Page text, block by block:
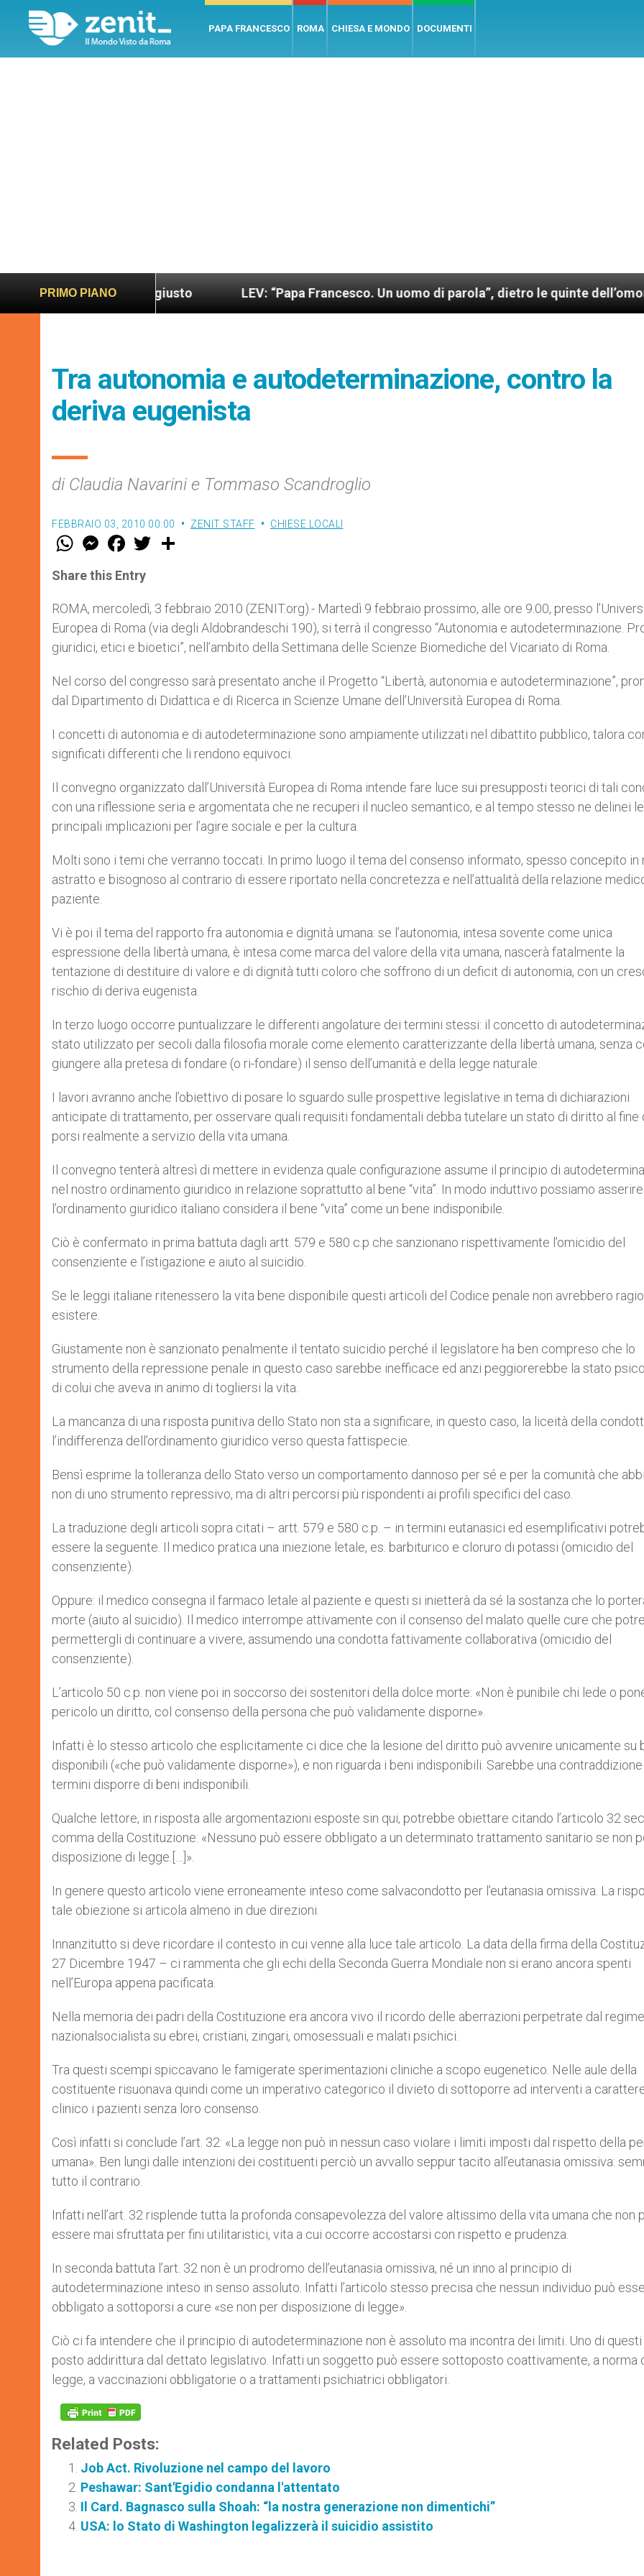
PAPA FRANCESCO ROMA CHIESA E MONDO DOCUMENTI
PRIMO PIANO
più sano e giusto LEV: “Papa Francesco. Un uomo di parola”, dietro le quinte dell’omonimo film di
Tra autonomia e autodeterminazione, contro la
deriva eugenista
di Claudia Navarini e Tommaso Scandroglio
FEBBRAIO 03, 2010 00:00 ZENIT STAFF CHIESE LOCALI
W
t
s
p
p
M
e
s
e
g
e
r
F
a
e
b
o
k
w
r
Share this Entry
ROMA, mercoledì, 3 febbraio 2010 (ZENIT.org).- Martedì 9 febbraio prossimo, alle ore 9.00, presso
Europea di Roma (via degli Aldobrandeschi 190), si terrà il congresso “Autonomia e autodeterminazione.
giuridici, etici e bioetici”, nell’ambito della Settimana delle Scienze Biomediche del Vicariato di Roma.
Nel corso del congresso sarà presentato anche il Progetto “Libertà, autonomia e autodeterminazione”,
dal Dipartimento di Didattica e di Ricerca in Scienze Umane dell’Università Europea di Roma.
I concetti di autonomia e di autodeterminazione sono ampiamente utilizzati nel dibattito pubblico, talora
significati differenti che li rendono equivoci.
Il convegno organizzato dall’Università Europea di Roma intende fare luce sui presupposti teorici di tali
con una riflessione seria e argomentata che ne recuperi il nucleo semantico, e al tempo stesso ne delinei le
principali implicazioni per l’agire sociale e per la cultura.
Molti sono i temi che verranno toccati. In primo luogo il tema del consenso informato, spesso concepito in
astratto e bisognoso al contrario di essere riportato nella concretezza e nell’attualità della relazione
paziente.
Vi è poi il tema del rapporto fra autonomia e dignità umana: se l’autonomia, intesa sovente come unica
espressione della libertà umana, è intesa come marca del valore della vita umana, nascerà fatalmente la
tentazione di destituire di valore e di dignità tutti coloro che soffrono di un deficit di autonomia, con un
rischio di deriva eugenista.
In terzo luogo occorre puntualizzare le differenti angolature dei termini stessi: il concetto di
stato utilizzato per secoli dalla filosofia morale come elemento caratterizzante della libertà umana, senza
giungere alla pretesa di fondare (o ri-fondare) il senso dell’umanità e della legge naturale.
I lavori avranno anche l’obiettivo di posare lo sguardo sulle prospettive legislative in tema di dichiarazioni
anticipate di trattamento, per osservare quali requisiti fondamentali debba tutelare un stato di diritto al fine
porsi realmente a servizio della vita umana.
Il convegno tenterà altresì di mettere in evidenza quale configurazione assume il principio di
nel nostro ordinamento giuridico in relazione soprattutto al bene “vita”. In modo induttivo possiamo
l’ordinamento giuridico italiano considera il bene “vita” come un bene indisponibile.
Ciò è confermato in prima battuta dagli artt. 579 e 580 c.p che sanzionano rispettivamente l’omicidio del
consenziente e l’istigazione e aiuto al suicidio.
Se le leggi italiane ritenessero la vita bene disponibile questi articoli del Codice penale non avrebbero
esistere.
Giustamente non è sanzionato penalmente il tentato suicidio perché il legislatore ha ben compreso che lo
strumento della repressione penale in questo caso sarebbe inefficace ed anzi peggiorerebbe la stato
di colui che aveva in animo di togliersi la vita.
La mancanza di una risposta punitiva dello Stato non sta a significare, in questo caso, la liceità della
l’indifferenza dell’ordinamento giuridico verso questa fattispecie.
Bensì esprime la tolleranza dello Stato verso un comportamento dannoso per sé e per la comunità che
non di uno strumento repressivo, ma di altri percorsi più rispondenti ai profili specifici del caso.
La traduzione degli articoli sopra citati – artt. 579 e 580 c.p. – in termini eutanasici ed esemplificativi
essere la seguente. Il medico pratica una iniezione letale, es. barbiturico e cloruro di potassi (omicidio del
consenziente).
Oppure: il medico consegna il farmaco letale al paziente e questi si inietterà da sé la sostanza che lo
morte (aiuto al suicidio). Il medico interrompe attivamente con il consenso del malato quelle cure che
permettergli di continuare a vivere, assumendo una condotta fattivamente collaborativa (omicidio del
consenziente).
L’articolo 50 c.p. non viene poi in soccorso dei sostenitori della dolce morte: «Non è punibile chi lede o
pericolo un diritto, col consenso della persona che può validamente disporne».
Infatti è lo stesso articolo che esplicitamente ci dice che la lesione del diritto può avvenire unicamente su
disponibili («che può validamente disporne»), e non riguarda i beni indisponibili. Sarebbe una contraddizione
termini disporre di beni indisponibili.
Qualche lettore, in risposta alle argomentazioni esposte sin qui, potrebbe obiettare citando l’articolo 32
comma della Costituzione: «Nessuno può essere obbligato a un determinato trattamento sanitario se non
disposizione di legge.[…]».
In genere questo articolo viene erroneamente inteso come salvacondotto per l’eutanasia omissiva. La
tale obiezione si articola almeno in due direzioni.
Innanzitutto si deve ricordare il contesto in cui venne alla luce tale articolo. La data della firma della
27 Dicembre 1947 – ci rammenta che gli echi della Seconda Guerra Mondiale non si erano ancora spenti
nell’Europa appena pacificata.
Nella memoria dei padri della Costituzione era ancora vivo il ricordo delle aberrazioni perpetrate dal regime
nazionalsocialista su ebrei, cristiani, zingari, omosessuali e malati psichici.
Tra questi scempi spiccavano le famigerate sperimentazioni cliniche a scopo eugenetico. Nelle aule della
costituente risuonava quindi come un imperativo categorico il divieto di sottoporre ad interventi a
clinico i pazienti senza loro consenso.
Così infatti si conclude l’art. 32: «La legge non può in nessun caso violare i limiti imposti dal rispetto della
umana». Ben lungi dalle intenzioni dei costituenti perciò un avvallo seppur tacito all’eutanasia omissiva:
tutto il contrario.
Infatti nell’art. 32 risplende tutta la profonda consapevolezza del valore altissimo della vita umana che non
essere mai sfruttata per fini utilitaristici, vita a cui occorre accostarsi con rispetto e prudenza.
In seconda battuta l’art. 32 non è un prodromo dell’eutanasia omissiva, né un inno al principio di
autodeterminazione inteso in senso assoluto. Infatti l’articolo stesso precisa che nessun individuo può
obbligato a sottoporsi a cure «se non per disposizione di legge».
Ciò ci fa intendere che il principio di autodeterminazione non è assoluto ma incontra dei limiti. Uno di
posto addirittura dal dettato legislativo. Infatti un soggetto può essere sottoposto coattivamente, a norma
legge, a vaccinazioni obbligatorie o a trattamenti psichiatrici obbligatori.
Related Posts:
Job Act. Rivoluzione nel campo del lavoro
Peshawar: Sant'Egidio condanna l'attentato
Il Card. Bagnasco sulla Shoah: “la nostra generazione non dimentichi”
USA: lo Stato di Washington legalizzerà il suicidio assistito